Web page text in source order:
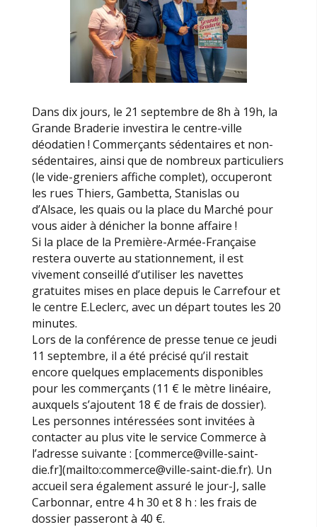
Dans dix jours, le 21 septembre de 8h à 19h, la
Grande Braderie investira le centre-ville
déodatien ! Commerçants sédentaires et non-
sédentaires, ainsi que de nombreux particuliers
(le vide-greniers affiche complet), occuperont
les rues Thiers, Gambetta, Stanislas ou
d’Alsace, les quais ou la place du Marché pour
vous aider à dénicher la bonne affaire !
Si la place de la Première-Armée-Française
restera ouverte au stationnement, il est
vivement conseillé d’utiliser les navettes
gratuites mises en place depuis le Carrefour et
le centre E.Leclerc, avec un départ toutes les 20
minutes.
Lors de la conférence de presse tenue ce jeudi
11 septembre, il a été précisé qu’il restait
encore quelques emplacements disponibles
pour les commerçants (11 € le mètre linéaire,
auxquels s’ajoutent 18 € de frais de dossier).
Les personnes intéressées sont invitées à
contacter au plus vite le service Commerce à
l’adresse suivante : [commerce@ville-saint-
die.fr](mailto:commerce@ville-saint-die.fr). Un
accueil sera également assuré le jour-J, salle
Carbonnar, entre 4 h 30 et 8 h : les frais de
dossier passeront à 40 €.